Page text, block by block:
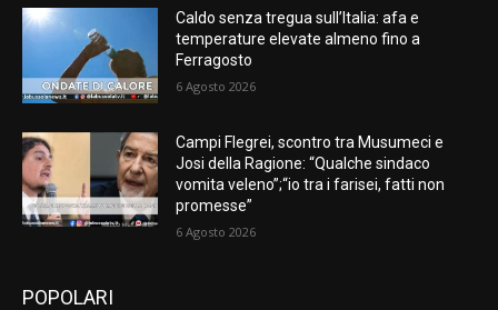
Caldo senza tregua sull’Italia: afa e
temperature elevate almeno fino a
Ferragosto
6 Agosto 2026
Campi Flegrei, scontro tra Musumeci e
Josi della Ragione: “Qualche sindaco
vomita veleno”;“io tra i farisei, fatti non
promesse”
6 Agosto 2026
POPOLARI